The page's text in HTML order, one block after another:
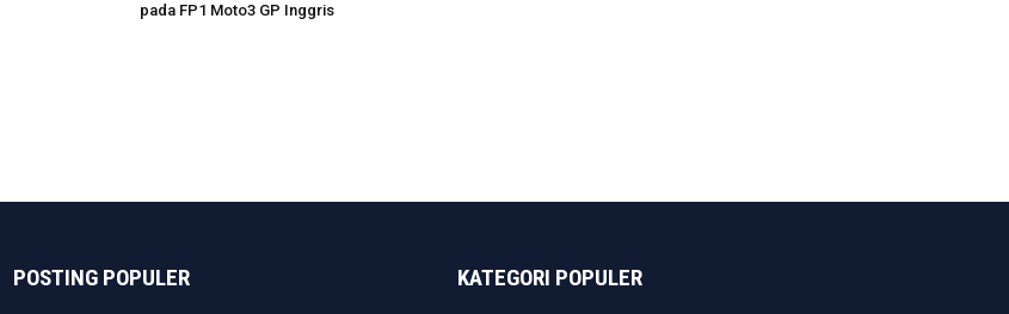
pada FP1 Moto3 GP Inggris
POSTING POPULER KATEGORI POPULER